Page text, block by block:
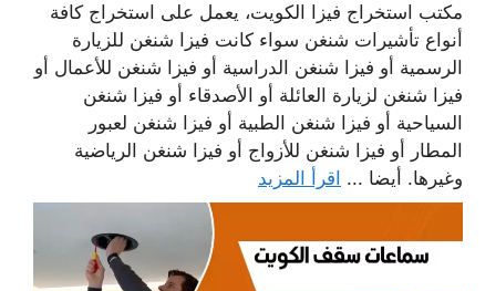
مكتب استخراج فيزا الكويت، يعمل على استخراج كافة
أنواع تأشيرات شنغن سواء كانت فيزا شنغن للزيارة
الرسمية أو فيزا شنغن الدراسية أو فيزا شنغن للأعمال أو
فيزا شنغن لزيارة العائلة أو الأصدقاء أو فيزا شنغن
السياحية أو فيزا شنغن الطبية أو فيزا شنغن لعبور
المطار أو فيزا شنغن للأزواج أو فيزا شنغن الرياضية
وغيرها. أيضا ... اقرأ المزيد